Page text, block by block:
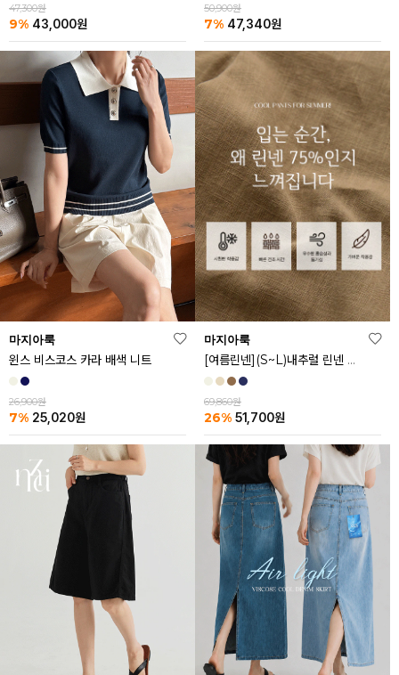
47,300원
9% 43,000원
50,900원
7% 47,340원
마지아룩
윈스 비스코스 카라 배색 니트
26,900원
7% 25,020원
마지아룩
[여름린넨](S~L)내추럴 린넨 와이드 밴딩 팬츠
69,860원
26% 51,700원